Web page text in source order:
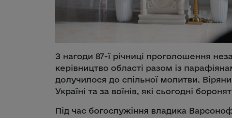
З нагоди 87-ї річниці проголошення
керівництво області разом із
долучилося до спільної молитви.
Україні та за воїнів, які сьогодні
Під час богослужіння владика